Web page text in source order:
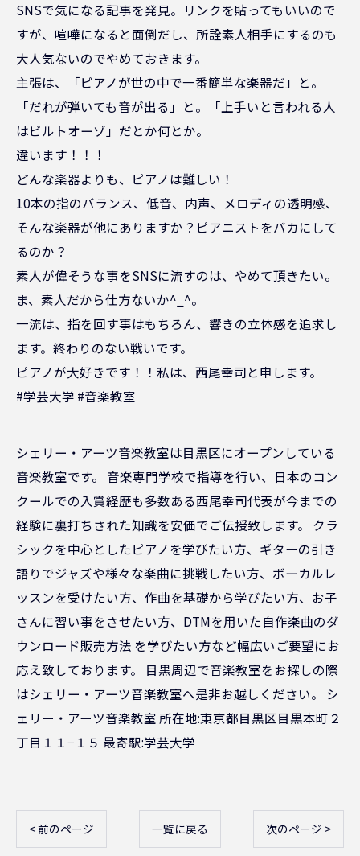
SNSで気になる記事を発見。リンクを貼ってもいいので
すが、喧嘩になると面倒だし、所詮素人相手にするのも
大人気ないのでやめておきます。
主張は、「ピアノが世の中で一番簡単な楽器だ」と。
「だれが弾いても音が出る」と。「上手いと言われる人
はビルトオーゾ」だとか何とか。
違います！！！
どんな楽器よりも、ピアノは難しい！
10本の指のバランス、低音、内声、メロディの透明感、
そんな楽器が他にありますか？ピアニストをバカにして
るのか？
素人が偉そうな事をSNSに流すのは、やめて頂きたい。
ま、素人だから仕方ないか^_^。
一流は、指を回す事はもちろん、響きの立体感を追求し
ます。終わりのない戦いです。
ピアノが大好きです！！私は、西尾幸司と申します。
#学芸大学 #音楽教室
シェリー・アーツ音楽教室は目黒区にオープンしている
音楽教室です。 音楽専門学校で指導を行い、日本のコン
クールでの入賞経歴も多数ある西尾幸司代表が今までの
経験に裏打ちされた知識を安価でご伝授致します。 クラ
シックを中心としたピアノを学びたい方、ギターの引き
語りでジャズや様々な楽曲に挑戦したい方、ボーカルレ
ッスンを受けたい方、作曲を基礎から学びたい方、お子
さんに習い事をさせたい方、DTMを用いた自作楽曲のダ
ウンロード販売方法 を学びたい方など幅広いご要望にお
応え致しております。 目黒周辺で音楽教室をお探しの際
はシェリー・アーツ音楽教室へ是非お越しください。 シ
ェリー・アーツ音楽教室 所在地:東京都目黒区目黒本町２
丁目１１−１５ 最寄駅:学芸大学
< 前のページ 一覧に戻る 次のページ >